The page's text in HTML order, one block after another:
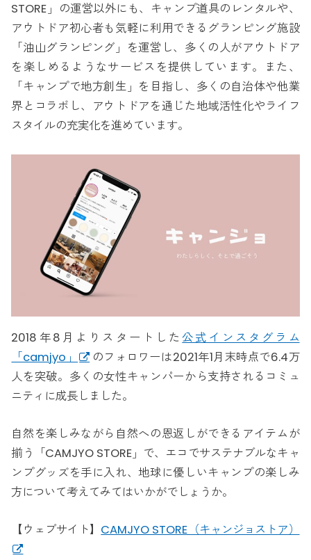
STORE」の運営以外にも、キャンプ道具のレンタルや、
アウトドア初心者も気軽に利用できるグランピング施設
「油山グランピング」を運営し、多くの人がアウトドア
を楽しめるようなサービスを提供しています。また、
「キャンプで地方創生」を目指し、多くの自治体や他業
界とコラボし、アウトドアを通じた地域活性化やライフ
スタイルの充実化を進めています。
2018年8月よりスタートした公式インスタグラム
「camjyo」
のフォロワーは2021年1月末時点で6.4万
人を突破。多くの女性キャンパーから支持されるコミュ
ニティに成長しました。
自然を楽しみながら自然への恩返しができるアイテムが
揃う「CAMJYO STORE」で、エコでサステナブルなキャ
ンプグッズを手に入れ、地球に優しいキャンプの楽しみ
方について考えてみてはいかがでしょうか。
【ウェブサイト】 CAMJYO STORE（キャンジョストア）